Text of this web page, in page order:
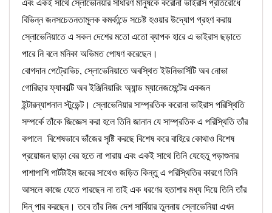
বিভিন্ন জনসচেতনতামূলক কমর্কান্ডে সচেষ্ট হওয়ার উদ্যোগ গ্রহণ করায়
স্লোভেনিয়াতে এ সকল দেশের মতো এতো ব্যাপক হারে এ ভাইরাস ছড়াতে
পারে নি বলে মনিকা অভিমত পোষণ করেছেন।
বোগদান পেট্রোভিচ, স্লোভেনিয়াতে অবস্থিত ইউনিভার্সিটি অব নোভা
গোরিছার ফ্যাকাল্টি অব ইঞ্জিনিয়ারিং অ্যান্ড ম্যানেজমেন্টের একজন
ইন্টারন্যাশনাল স্টুডেন্ট। স্লোভেনিয়ার সাম্প্রতিক করোনা ভাইরাস পরিস্থিতি
সম্পর্কে তাঁকে জিজ্ঞেস করা হলে তিনি জানান যে সাম্প্রতিক এ পরিস্থিতি তাঁর
কপালে বিশেষভাবে ভাঁজের সৃষ্টি করছে বিশেষ করে বাহিরে কোথাও বিশেষ
প্রয়োজন ছাড়া বের হতে না পারায় এবং একই সাথে তিনি যেহেতু পড়াশুনার
পাশাপাশি পার্টটাইম জবের সাথেও জড়িত কিন্তু এ পরিস্থিতির কারণে তিনি
আসলে কাজে যেতে পারছেন না তাই এক ধরণের হতাশার মধ্য দিয়ে তিনি তাঁর
দিন্ পার করছেন। তবে তাঁর নিজ দেশ সার্বিয়ার তুলনায় স্লোভেনিয়া এখন